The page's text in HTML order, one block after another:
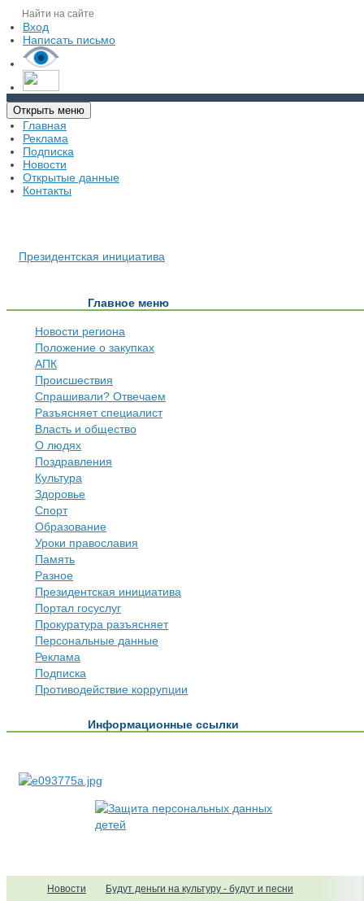
Вход
Написать письмо
Открыть меню
Главная
Реклама
Подписка
Новости
Открытые данные
Контакты
Президентская инициатива
Главное меню
Новости региона
Положение о закупках
АПК
Происшествия
Спрашивали? Отвечаем
Разъясняет специалист
Власть и общество
О людях
Поздравления
Культура
Здоровье
Спорт
Образование
Уроки православия
Память
Разное
Президентская инициатива
Портал госуслуг
Прокуратура разъясняет
Персональные данные
Реклама
Подписка
Противодействие коррупции
Информационные ссылки
Новости Будут деньги на культуру - будут и песни